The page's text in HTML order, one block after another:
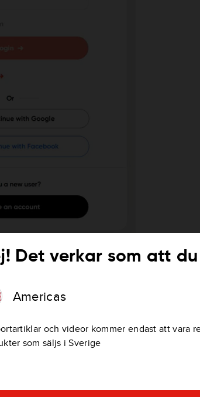
ditt lösenord för ditt konto på sociala medier
behörigheter för att länka ditt konto visas ett
till dig när ditt konto har skapats eller länkats.
ett nytt lösenord för kontot. Länken för att
Connect
Det verkar som att
Americas
och videor kommer endast att vara
som säljs i Sverige